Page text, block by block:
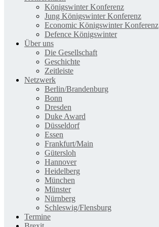
Königswinter Konferenz
Jung Königswinter Konferenz
Economic Königswinter Konferenz
Defence Königswinter
Über uns
Die Gesellschaft
Geschichte
Zeitleiste
Netzwerk
Berlin/Brandenburg
Bonn
Dresden
Duke Award
Düsseldorf
Essen
Frankfurt/Main
Gütersloh
Hannover
Heidelberg
München
Münster
Nürnberg
Schleswig/Flensburg
Termine